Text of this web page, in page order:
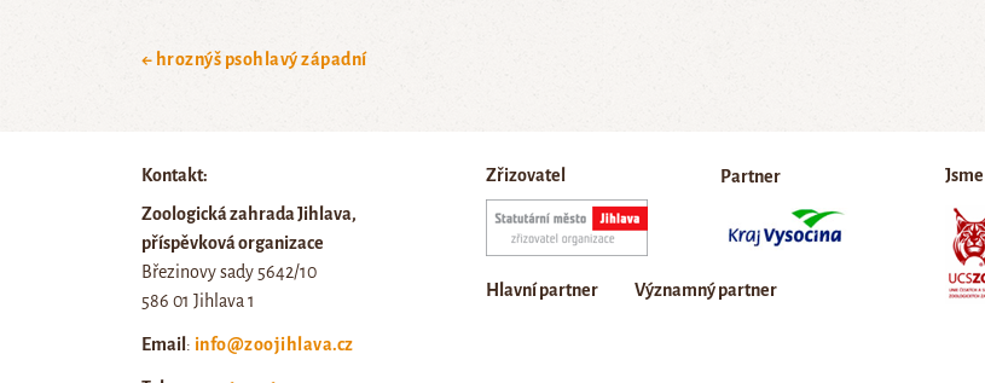
← hroznýš psohlavý západní
Kontakt:
Zoologická zahrada Jihlava,
příspěvková organizace
Březinovy sady 5642/10
586 01 Jihlava 1
Email : info@zoojihlava.cz
Zřizovatel Partner
Hlavní partner Významný partner